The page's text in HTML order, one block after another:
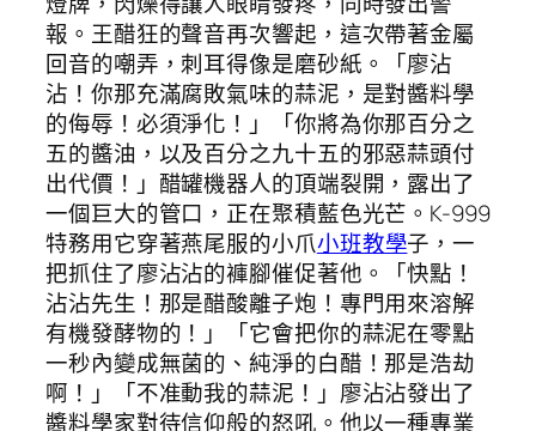
報。王醋狂的聲音再次響起，這次帶著金屬
回音的嘲弄，刺耳得像是磨砂紙。「廖沾
沾！你那充滿腐敗氣味的蒜泥，是對醬料學
的侮辱！必須淨化！」「你將為你那百分之
五的醬油，以及百分之九十五的邪惡蒜頭付
出代價！」醋罐機器人的頂端裂開，露出了
一個巨大的管口，正在聚積藍色光芒。K-999
特務用它穿著燕尾服的小爪小班教學子，一
把抓住了廖沾沾的褲腳催促著他。「快點！
沾沾先生！那是醋酸離子炮！專門用來溶解
有機發酵物的！」「它會把你的蒜泥在零點
一秒內變成無菌的、純淨的白醋！那是浩劫
啊！」「不准動我的蒜泥！」廖沾沾發出了
醬料學家對待信仰般的怒吼。他以一種專業